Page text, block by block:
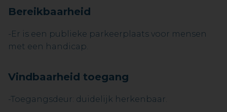
Bereikbaarheid
-Er is een publieke parkeerplaats voor mensen
met een handicap.
Vindbaarheid toegang
-Toegangsdeur: duidelijk herkenbaar.